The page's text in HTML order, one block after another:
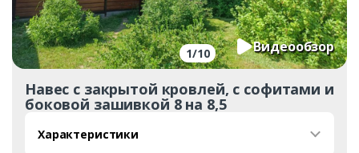
Видеообзор
1/10
Навес с закрытой кровлей, с софитами и
боковой зашивкой 8 на 8,5
Характеристики